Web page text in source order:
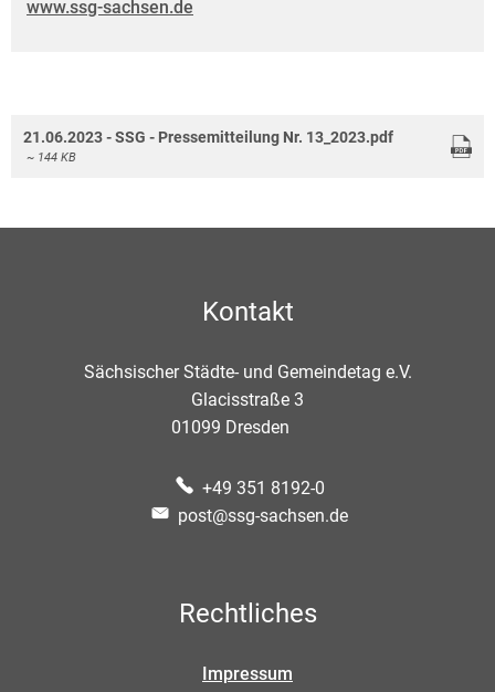
www.ssg-sachsen.de
21.06.2023 - SSG - Pressemitteilung Nr. 13_2023.pdf
~ 144 KB
Kontakt
Sächsischer Städte- und Gemeindetag e.V.
Glacisstraße 3
01099 Dresden
+49 351 8192-0
post@ssg-sachsen.de
Rechtliches
Impressum